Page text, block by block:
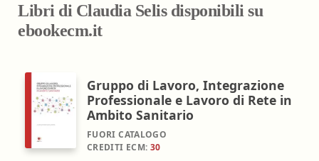
Libri di Claudia Selis disponibili su
ebookecm.it
Gruppo di Lavoro, Integrazione
Professionale e Lavoro di Rete in
Ambito Sanitario
FUORI CATALOGO
CREDITI ECM: 30